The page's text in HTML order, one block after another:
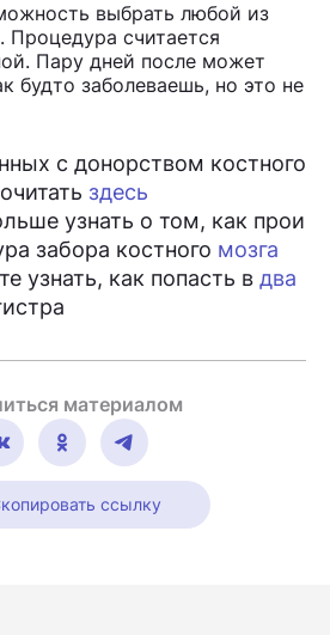
выбрать любой из
Процедура считается
Пару дней после может
будто заболеваешь, но это не
с донорством костного
здесь
узнать о том, как прои
забора костного мозга
узнать, как попасть в два
материалом
ссылку